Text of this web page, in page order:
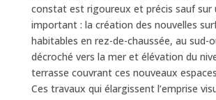
constat est rigoureux et précis sauf sur
important : la création des nouvelles
habitables en rez-de-chaussée, au sud-
décroché vers la mer et élévation du
terrasse couvrant ces nouveaux
Ces travaux qui élargissent l’emprise